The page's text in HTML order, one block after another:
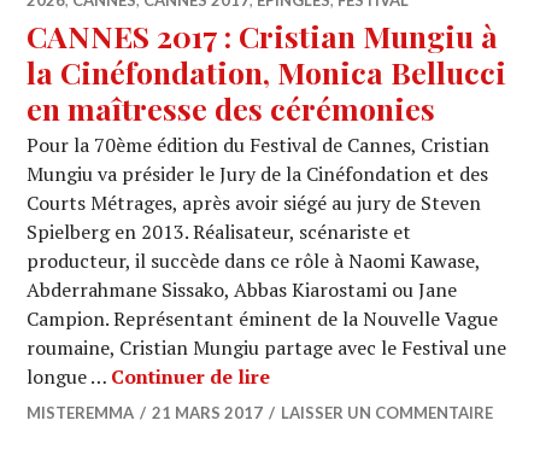
CANNES 2017 : Cristian Mungiu à
la Cinéfondation, Monica Bellucci
en maîtresse des cérémonies
Pour la 70ème édition du Festival de Cannes, Cristian
Mungiu va présider le Jury de la Cinéfondation et des
Courts Métrages, après avoir siégé au jury de Steven
Spielberg en 2013. Réalisateur, scénariste et
producteur, il succède dans ce rôle à Naomi Kawase,
Abderrahmane Sissako, Abbas Kiarostami ou Jane
Campion. Représentant éminent de la Nouvelle Vague
roumaine, Cristian Mungiu partage avec le Festival une
longue … Continuer de lireCANNES 2017 : Cristian
MISTEREMMA 21 MARS 2017 LAISSER UN COMMENTAIRE